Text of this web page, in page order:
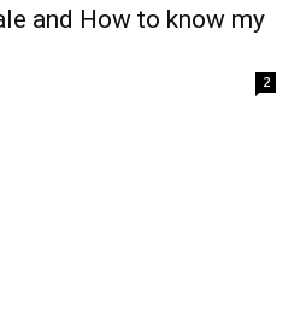
and How to know my
2